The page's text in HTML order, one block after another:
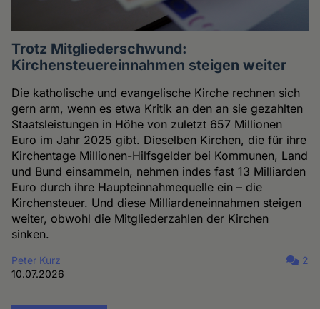
Trotz Mitgliederschwund:
Kirchensteuereinnahmen steigen weiter
Die katholische und evangelische Kirche rechnen sich
gern arm, wenn es etwa Kritik an den an sie gezahlten
Staatsleistungen in Höhe von zuletzt 657 Millionen
Euro im Jahr 2025 gibt. Dieselben Kirchen, die für ihre
Kirchentage Millionen-Hilfsgelder bei Kommunen, Land
und Bund einsammeln, nehmen indes fast 13 Milliarden
Euro durch ihre Haupteinnahmequelle ein – die
Kirchensteuer. Und diese Milliardeneinnahmen steigen
weiter, obwohl die Mitgliederzahlen der Kirchen
sinken.
Peter Kurz
10.07.2026
2